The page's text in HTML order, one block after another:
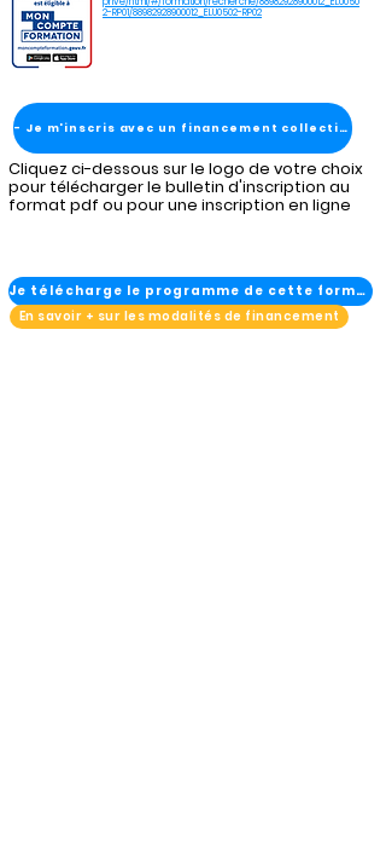
2-RP01/88982928900012_ELU0502-RP02
- Je m'inscris avec un financement collectivité
Cliquez ci-dessous sur le logo de votre choix
pour télécharger le bulletin d'inscription au
format pdf ou pour une inscription en ligne
Je télécharge le programme de cette formation
En savoir + sur les modalités de financement